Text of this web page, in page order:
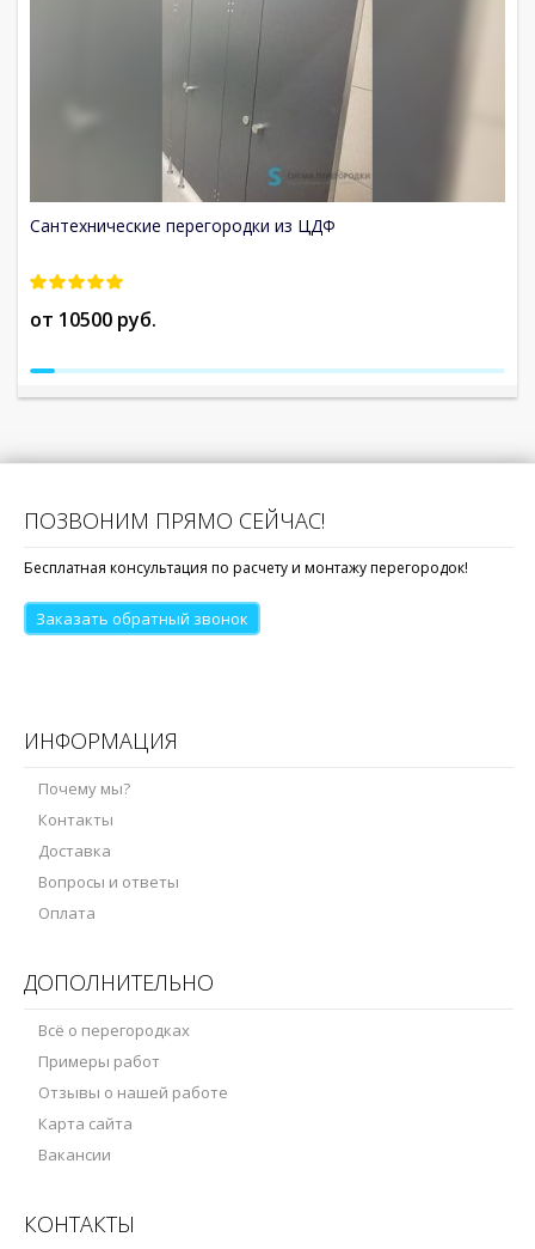
Сантехнические перегородки из ЦДФ
от 10500 руб.
ПОЗВОНИМ ПРЯМО СЕЙЧАС!
Бесплатная консультация по расчету и монтажу перегородок!
Заказать обратный звонок
ИНФОРМАЦИЯ
Почему мы?
Контакты
Доставка
Вопросы и ответы
Оплата
ДОПОЛНИТЕЛЬНО
Всё о перегородках
Примеры работ
Отзывы о нашей работе
Карта сайта
Вакансии
КОНТАКТЫ